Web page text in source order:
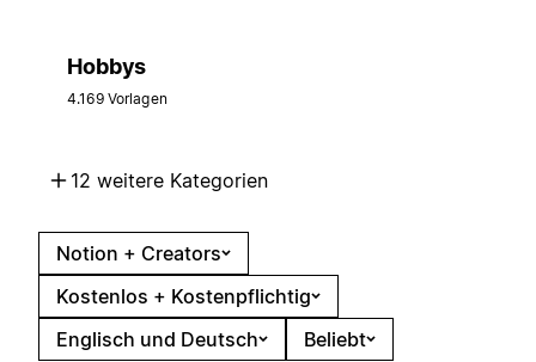
Hobbys
4.169 Vorlagen
12 weitere Kategorien
Notion + Creators
Kostenlos + Kostenpflichtig
Englisch und Deutsch
Beliebt